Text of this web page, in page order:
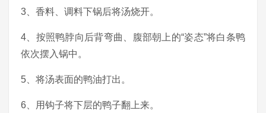
3、香料、调料下锅后将汤烧开。
4、按照鸭脖向后背弯曲、腹部朝上的“姿态”将白条鸭
依次摆入锅中。
5、将汤表面的鸭油打出。
6、用钩子将下层的鸭子翻上来。